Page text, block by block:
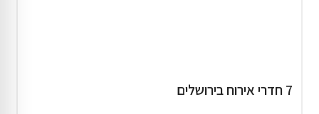
7 חדרי אירוח בירושלים